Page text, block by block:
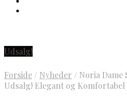
Udsalg!
Forside / Nyheder / Noria Dame
Udsalg! Elegant og Komfortabel